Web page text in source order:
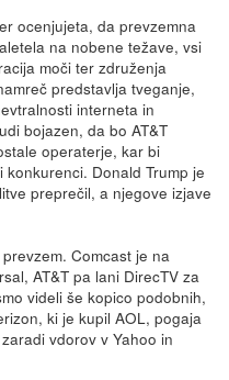
ocenjujeta, da prevzemna
na nobene težave, vsi
moči ter združenja
predstavlja tveganje,
interneta in
bojazen, da bo AT&T
operaterje, kar bi
Donald Trump je
preprečil, a njegove izjave
Comcast je na
AT&T pa lani DirecTV za
videli še kopico podobnih,
ki je kupil AOL, pogaja
vdorov v Yahoo in